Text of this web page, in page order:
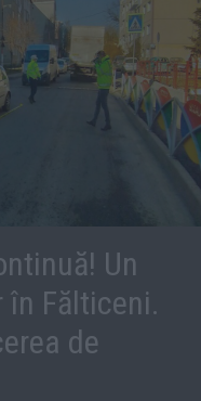
Un
în Fălticeni.
de